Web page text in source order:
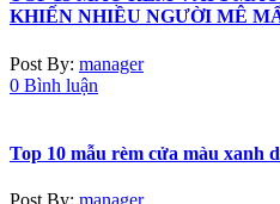
KHIẾN NHIỀU NGƯỜI MÊ
Post By: manager
0 Bình luận
Top 10 mẫu rèm cửa màu xanh